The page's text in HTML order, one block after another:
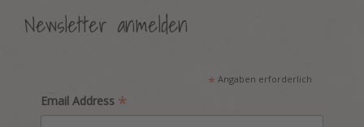
Newsletter anmelden
* Angaben erforderlich
Email Address *